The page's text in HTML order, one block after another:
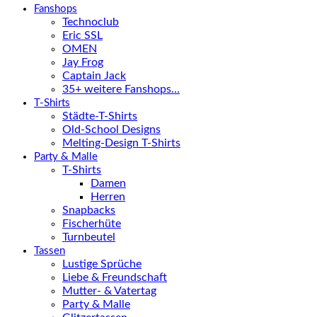
Fanshops
Technoclub
Eric SSL
OMEN
Jay Frog
Captain Jack
35+ weitere Fanshops…
T-Shirts
Städte-T-Shirts
Old-School Designs
Melting-Design T-Shirts
Party & Malle
T-Shirts
Damen
Herren
Snapbacks
Fischerhüte
Turnbeutel
Tassen
Lustige Sprüche
Liebe & Freundschaft
Mutter- & Vatertag
Party & Malle